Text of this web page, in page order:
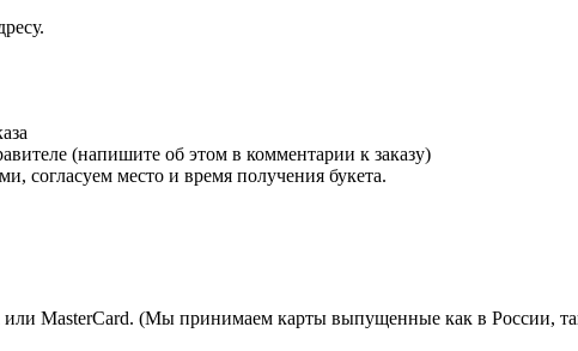
(напишите об этом в комментарии к заказу)
согласуем место и время получения букета.
MasterCard. (Мы принимаем карты выпущенные как в России,